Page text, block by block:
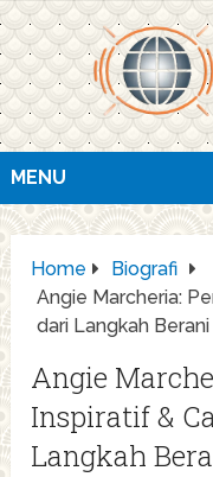
MENU
Home
Biografi
Angie Marcheria:
dari Langkah Berani
Angie
Inspiratif &
Langkah